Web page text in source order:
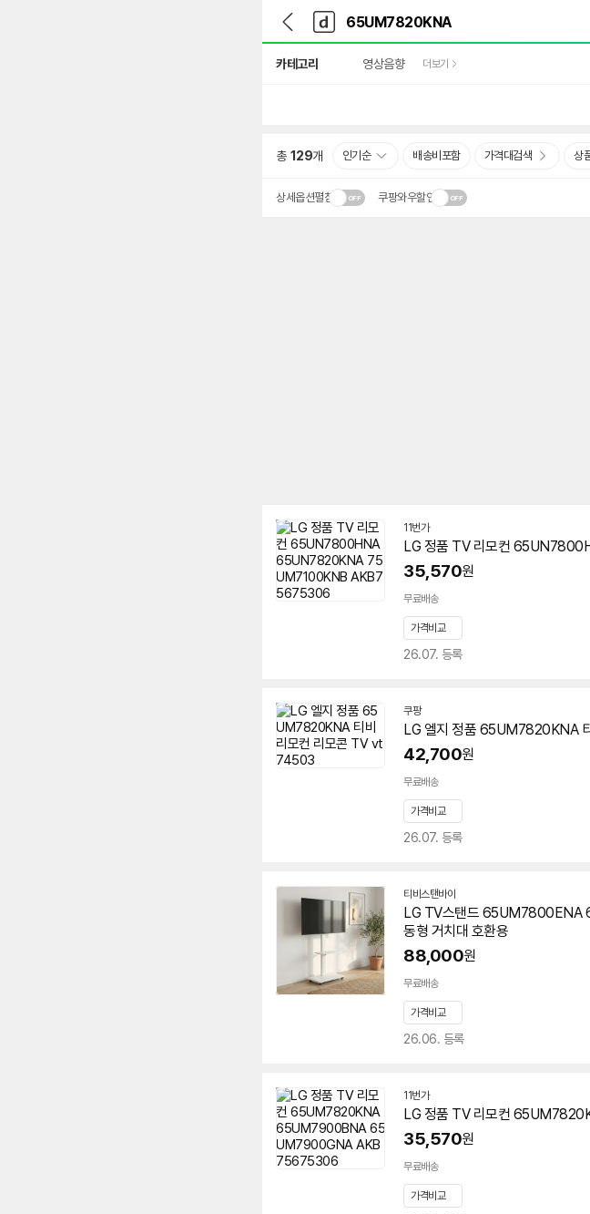
다
나
와
가
기
다
와
메
인
카테고리 영상음향 더보기
총 129개 인기순 배송비포함 가격대검색 상
상세옵션펼침 쿠팡와우할인
11번가
LG 정품 TV 리모컨
35,570원
무료배송
가격비교
26.07. 등록
쿠팡
LG 엘지 정품 65UM7820KNA
42,700원
무료배송
가격비교
26.07. 등록
티비스탠바이네
이
버
이
LG TV스탠드
동형 거치대 호환용
88,000원
무료배송
가격비교
26.06. 등록
11번가
LG 정품 TV 리모컨
35,570원
무료배송
가격비교